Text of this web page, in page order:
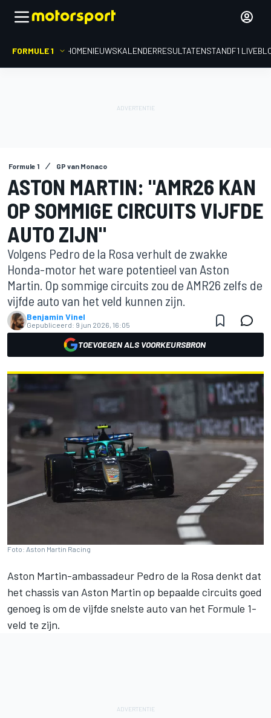
FORMULE 1 HOMENIEUWSKALENDERRESULTATENSTANDF1
Formule 1 GP van Monaco
ASTON MARTIN: "AMR26 KAN
OP SOMMIGE CIRCUITS VIJFDE
AUTO ZIJN"
Volgens Pedro de la Rosa verhult de zwakke
Honda-motor het ware potentieel van Aston
Martin. Op sommige circuits zou de AMR26 zelfs de
vijfde auto van het veld kunnen zijn.
Benjamin Vinel
Gepubliceerd: 9 jun 2026, 16:05
TOEVOEGEN ALS VOORKEURSBRON
Foto: Aston Martin Racing
Aston Martin-ambassadeur Pedro de la Rosa denkt dat
het chassis van Aston Martin op bepaalde circuits goed
genoeg is om de vijfde snelste auto van het Formule 1-
veld te zijn.